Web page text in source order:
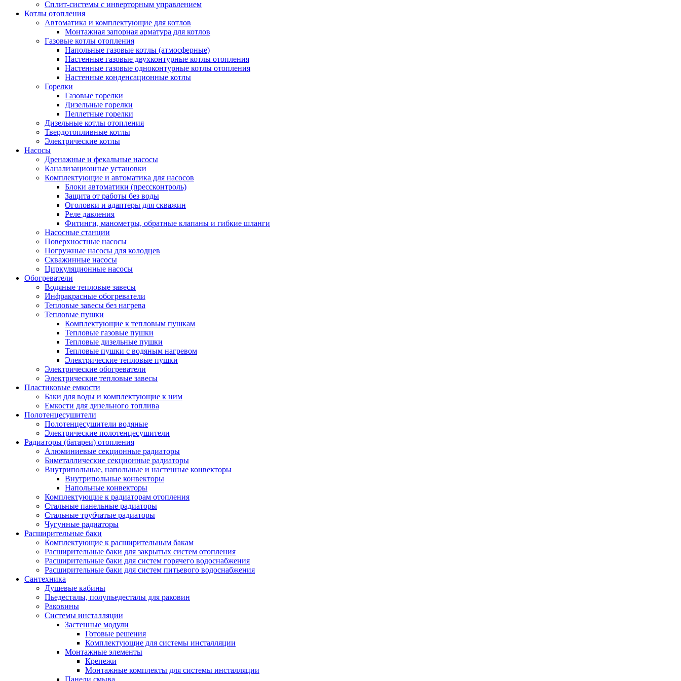
Сплит-системы с инверторным управлением
Котлы отопления
Автоматика и комплектующие для котлов
Монтажная запорная арматура для котлов
Газовые котлы отопления
Напольные газовые котлы (атмосферные)
Настенные газовые двухконтурные котлы отопления
Настенные газовые одноконтурные котлы отопления
Настенные конденсационные котлы
Горелки
Газовые горелки
Дизельные горелки
Пеллетные горелки
Дизельные котлы отопления
Твердотопливные котлы
Электрические котлы
Насосы
Дренажные и фекальные насосы
Канализационные установки
Комплектующие и автоматика для насосов
Блоки автоматики (прессконтроль)
Защита от работы без воды
Оголовки и адаптеры для скважин
Реле давления
Фитинги, манометры, обратные клапаны и гибкие шланги
Насосные станции
Поверхностные насосы
Погружные насосы для колодцев
Скважинные насосы
Циркуляционные насосы
Обогреватели
Водяные тепловые завесы
Инфракрасные обогреватели
Тепловые завесы без нагрева
Тепловые пушки
Комплектующие к тепловым пушкам
Тепловые газовые пушки
Тепловые дизельные пушки
Тепловые пушки с водяным нагревом
Электрические тепловые пушки
Электрические обогреватели
Электрические тепловые завесы
Пластиковые емкости
Баки для воды и комплектующие к ним
Емкости для дизельного топлива
Полотенцесушители
Полотенцесушители водяные
Электрические полотенцесушители
Радиаторы (батареи) отопления
Алюминиевые секционные радиаторы
Биметаллические секционные радиаторы
Внутрипольные, напольные и настенные конвекторы
Внутрипольные конвекторы
Напольные конвекторы
Комплектующие к радиаторам отопления
Стальные панельные радиаторы
Стальные трубчатые радиаторы
Чугунные радиаторы
Расширительные баки
Комплектующие к расширительным бакам
Расширительные баки для закрытых систем отопления
Расширительные баки для систем горячего водоснабжения
Расширительные баки для систем питьевого водоснабжения
Сантехника
Душевые кабины
Пьедесталы, полупьедесталы для раковин
Раковины
Системы инсталляции
Застенные модули
Готовые решения
Комплектующие для системы инсталляции
Монтажные элементы
Крепежи
Монтажные комплекты для системы инсталляции
Панели смыва